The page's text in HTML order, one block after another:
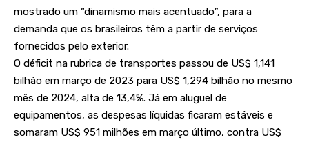
mostrado um “dinamismo mais acentuado”, para a
demanda que os brasileiros têm a partir de serviços
fornecidos pelo exterior.
O déficit na rubrica de transportes passou de US$ 1,141
bilhão em março de 2023 para US$ 1,294 bilhão no mesmo
mês de 2024, alta de 13,4%. Já em aluguel de
equipamentos, as despesas líquidas ficaram estáveis e
somaram US$ 951 milhões em março último, contra US$